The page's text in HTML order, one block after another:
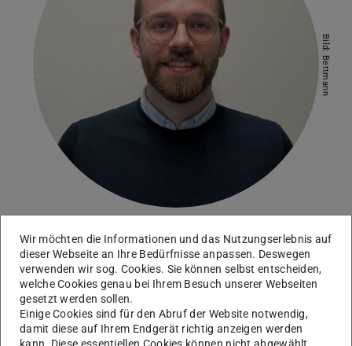
Bild: Bettmann
Arbeitsgebiet(e)
Random Finite Element Method,
Particle Finite
Element Method
Kontakt
Wir möchten die Informationen und das Nutzungserlebnis auf
dieser Webseite an Ihre Bedürfnisse anpassen. Deswegen
verwenden wir sog. Cookies. Sie können selbst entscheiden,
welche Cookies genau bei Ihrem Besuch unserer Webseiten
gesetzt werden sollen.
Einige Cookies sind für den Abruf der Website notwendig,
damit diese auf Ihrem Endgerät richtig anzeigen werden